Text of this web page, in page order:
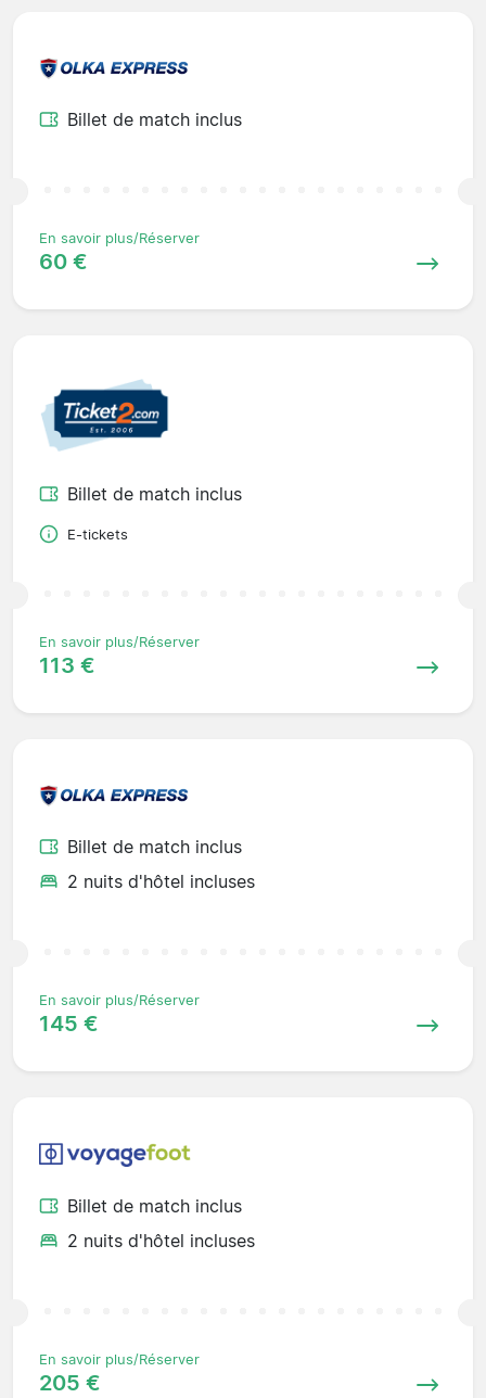
Billet de match inclus
En savoir plus/Réserver
60 €
Billet de match inclus
E-tickets
En savoir plus/Réserver
113 €
Billet de match inclus
2 nuits d'hôtel incluses
En savoir plus/Réserver
145 €
Billet de match inclus
2 nuits d'hôtel incluses
En savoir plus/Réserver
205 €